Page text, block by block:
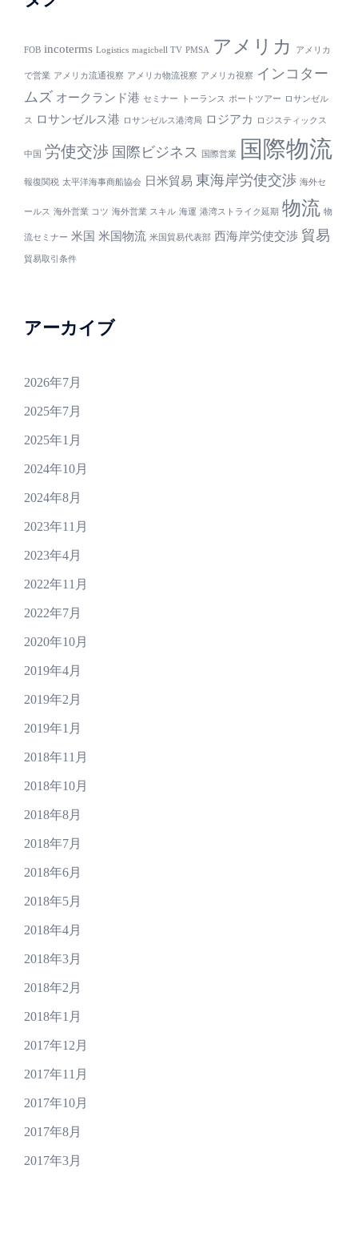
FOB incoterms Logistics magicbell TV PMSA アメリカ アメリカ
で営業 アメリカ流通視察 アメリカ物流視察 アメリカ視察
インコター
ムズ オークランド港 セミナー トーランス ポートツアー ロサンゼル
ス ロサンゼルス港 ロサンゼルス港湾局 ロジアカ ロジスティックス
中国 労使交渉 国際ビジネス 国際営業 国際物流
報復関税 太平洋海事商船協会 日米貿易 東海岸労使交渉 海外セ
ールス 海外営業 コツ 海外営業 スキル 海運 港湾ストライク延期 物流 物
流セミナー 米国 米国物流 米国貿易代表部 西海岸労使交渉 貿易
貿易取引条件
アーカイブ
2026年7月
2025年7月
2025年1月
2024年10月
2024年8月
2023年11月
2023年4月
2022年11月
2022年7月
2020年10月
2019年4月
2019年2月
2019年1月
2018年11月
2018年10月
2018年8月
2018年7月
2018年6月
2018年5月
2018年4月
2018年3月
2018年2月
2018年1月
2017年12月
2017年11月
2017年10月
2017年8月
2017年3月